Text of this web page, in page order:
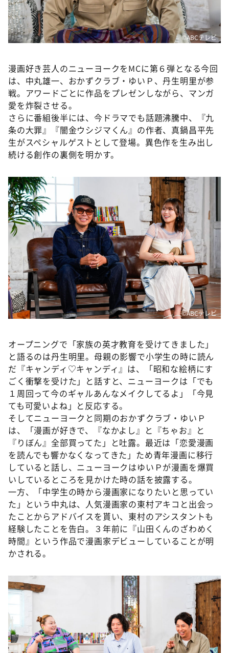
ＬＩＦＥ～夢のカタチ～
新婚さんいらっしゃい！
ポツンと一軒家
ザキ山小屋本館
ぺこぱのまるスポ
アナ回覧板
©️ABCテレビ
漫画好き芸人のニューヨークをMCに第６弾となる今回
は、中丸雄一、おかずクラブ・ゆいＰ、丹生明里が参
戦。アワードごとに作品をプレゼンしながら、マンガ
愛を炸裂させる。
さらに番組後半には、今ドラマでも話題沸騰中、『九
条の大罪』『闇金ウシジマくん』の作者、真鍋昌平先
生がスペシャルゲストとして登場。異色作を生み出し
続ける創作の裏側を明かす。
©️ABCテレビ
オープニングで「家族の英才教育を受けてきました」
と語るのは丹生明里。母親の影響で小学生の時に読ん
だ『キャンディ♡キャンディ』は、「昭和な絵柄にす
ごく衝撃を受けた」と話すと、ニューヨークは「でも
１周回って今のギャルあんなメイクしてるよ」「今見
ても可愛いよね」と反応する。
そしてニューヨークと同期のおかずクラブ・ゆいＰ
は、「漫画が好きで、『なかよし』と『ちゃお』と
『りぼん』全部買ってた」と吐露。最近は「恋愛漫画
を読んでも響かなくなってきた」ため青年漫画に移行
していると話し、ニューヨークはゆいＰが漫画を爆買
いしているところを見かけた時の話を披露する。
一方、「中学生の時から漫画家になりたいと思ってい
た」という中丸は、人気漫画家の東村アキコと出会っ
たことからアドバイスを貰い、東村のアシスタントも
経験したことを告白。３年前に『山田くんのざわめく
時間』という作品で漫画家デビューしていることが明
かされる。